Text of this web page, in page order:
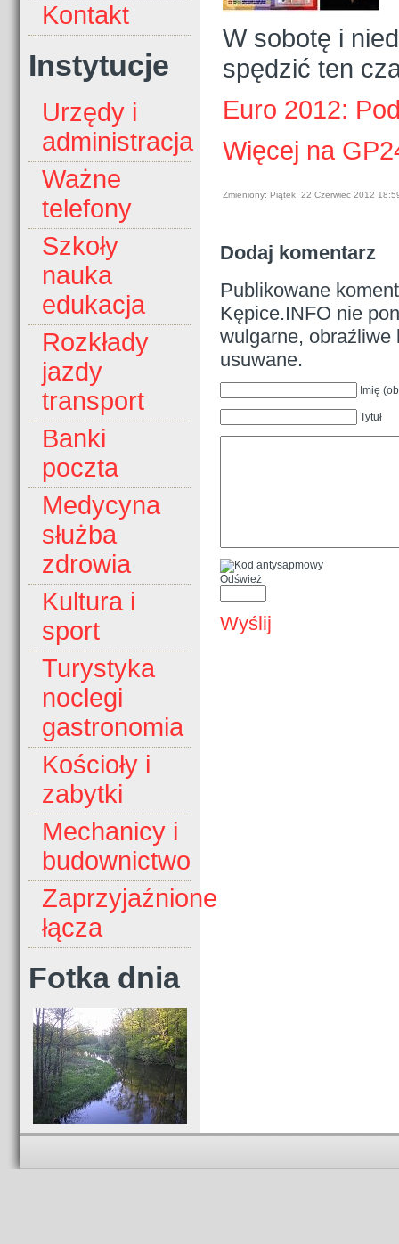
Kontakt
Instytucje
Urzędy i
administracja
Ważne
telefony
Szkoły
nauka
edukacja
Rozkłady
jazdy
transport
Banki
poczta
Medycyna
służba
zdrowia
Kultura i
sport
Turystyka
noclegi
gastronomia
Kościoły i
zabytki
Mechanicy i
budownictwo
Zaprzyjaźnione
łącza
Fotka dnia
W sobotę i
spędzić ten
Euro 2012:
Więcej na
Zmieniony: Piątek, 22 Czerwiec 2012
Dodaj komentarz
Publikowane
Kępice.INFO nie
wulgarne, obraźliwe
usuwane.
Imię
Tytuł
Odśwież
Wyślij